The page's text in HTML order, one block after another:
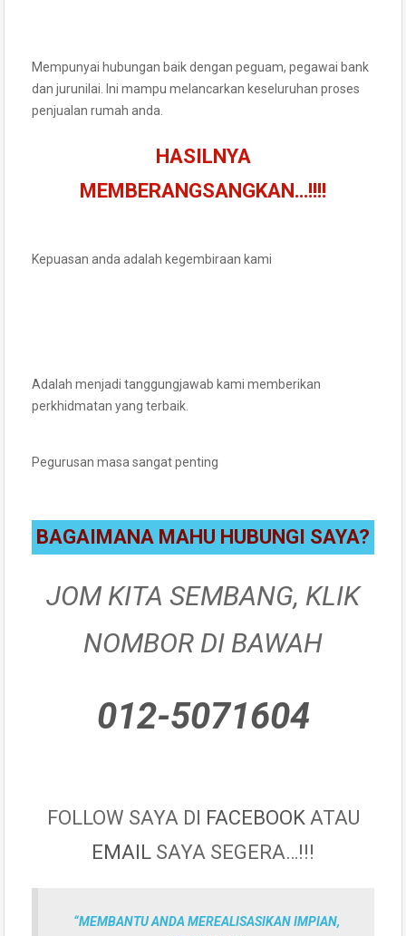
Mempunyai hubungan baik dengan peguam, pegawai bank
dan jurunilai. Ini mampu melancarkan keseluruhan proses
penjualan rumah anda.
HASILNYA
MEMBERANGSANGKAN…!!!!
Kepuasan anda adalah kegembiraan kami
Adalah menjadi tanggungjawab kami memberikan
perkhidmatan yang terbaik.
Pegurusan masa sangat penting
BAGAIMANA MAHU HUBUNGI SAYA?
JOM KITA SEMBANG, KLIK
NOMBOR DI BAWAH
012-5071604
FOLLOW SAYA DI FACEBOOKATAU
EMAIL SAYA SEGERA…!!!
“MEMBANTU ANDA MEREALISASIKAN IMPIAN,